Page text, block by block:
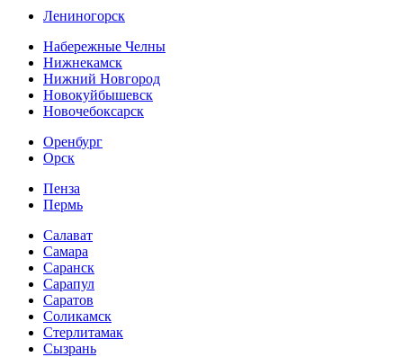
Лениногорск
Набережные Челны
Нижнекамск
Нижний Новгород
Новокуйбышевск
Новочебоксарск
Оренбург
Орск
Пенза
Пермь
Салават
Самара
Саранск
Сарапул
Саратов
Соликамск
Стерлитамак
Сызрань